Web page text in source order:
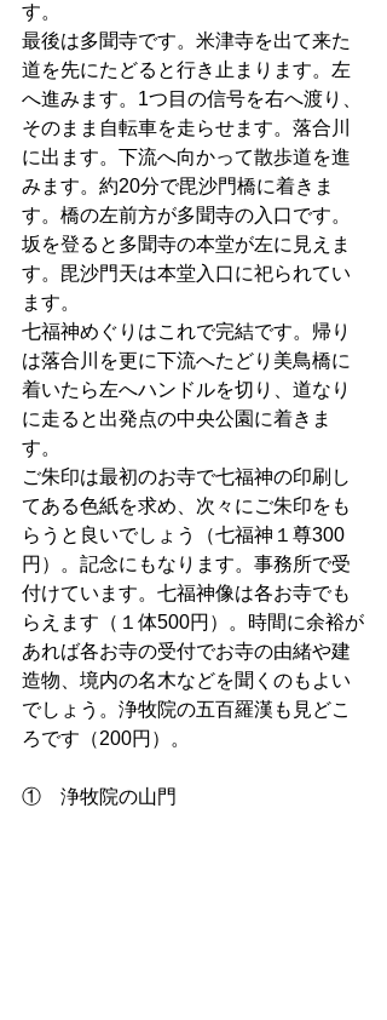
す。
最後は多聞寺です。米津寺を出て来た
道を先にたどると行き止まります。左
へ進みます。1つ目の信号を右へ渡り、
そのまま自転車を走らせます。落合川
に出ます。下流へ向かって散歩道を進
みます。約20分で毘沙門橋に着きま
す。橋の左前方が多聞寺の入口です。
坂を登ると多聞寺の本堂が左に見えま
す。毘沙門天は本堂入口に祀られてい
ます。
七福神めぐりはこれで完結です。帰り
は落合川を更に下流へたどり美鳥橋に
着いたら左へハンドルを切り、道なり
に走ると出発点の中央公園に着きま
す。
ご朱印は最初のお寺で七福神の印刷し
てある色紙を求め、次々にご朱印をも
らうと良いでしょう（七福神１尊300
円）。記念にもなります。事務所で受
付けています。七福神像は各お寺でも
らえます（１体500円）。時間に余裕が
あれば各お寺の受付でお寺の由緒や建
造物、境内の名木などを聞くのもよい
でしょう。浄牧院の五百羅漢も見どこ
ろです（200円）。
①　浄牧院の山門